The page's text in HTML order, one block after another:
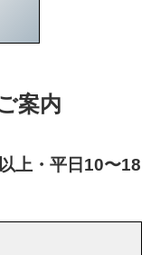
案内
上・平日10〜18